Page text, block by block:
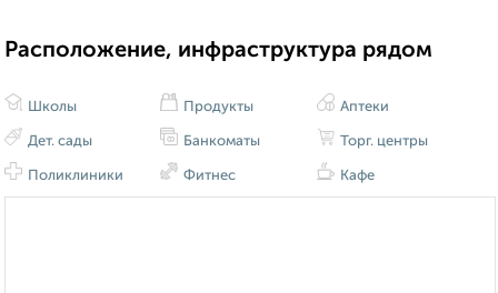
Расположение, инфраструктура рядом
Школы
Дет. сады
Поликлиники
Продукты
Банкоматы
Фитнес
Аптеки
Торг. центры
Кафе